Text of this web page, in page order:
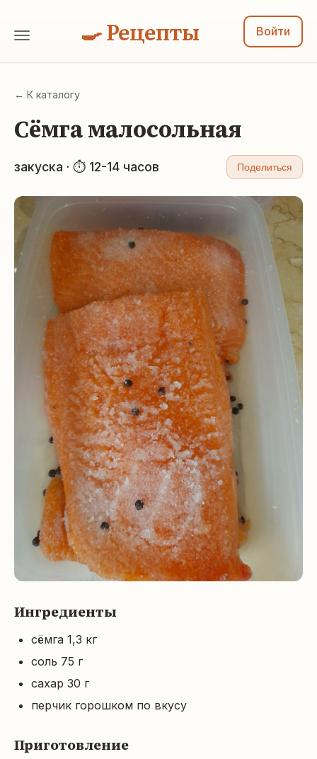
🍳 Рецепты Войти
← К каталогу
Сёмга малосольная
закуска · ⏱ 12-14 часов Поделиться
Ингредиенты
сёмга 1,3 кг
соль 75 г
сахар 30 г
перчик горошком по вкусу
Приготовление